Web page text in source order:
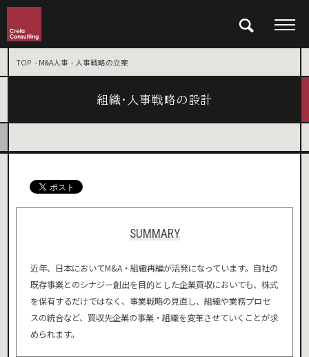
その場合は記号に続いて半角スペースを挿入して検索し直してください。
TOP M&A人事 人事戦略の立案
組織・人事戦略の設計
SUMMARY
近年、日本においてM&A・組織再編が活発になっています。自社の
既存事業とのシナジー創出を目的とした企業買収においても、株式
を保有するだけではなく、事業戦略の見直し、組織や業務プロセ
スの統合など、買収先企業の事業・組織を変革させていくことが求
められます。